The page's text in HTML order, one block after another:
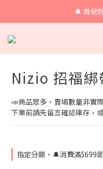
🔔 育兒
🔔 育兒
🔔會員限定！購
Nizio 招福綁
📣商品眾多，賣場數量非實
下單前請先留言確認庫存，
指定分類，🔔消費滿$699